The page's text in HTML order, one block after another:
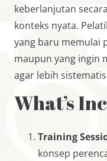
keberlanjutan
konteks nyata.
yang baru memulai
maupun yang ingin
agar lebih
What’s
Training
konsep